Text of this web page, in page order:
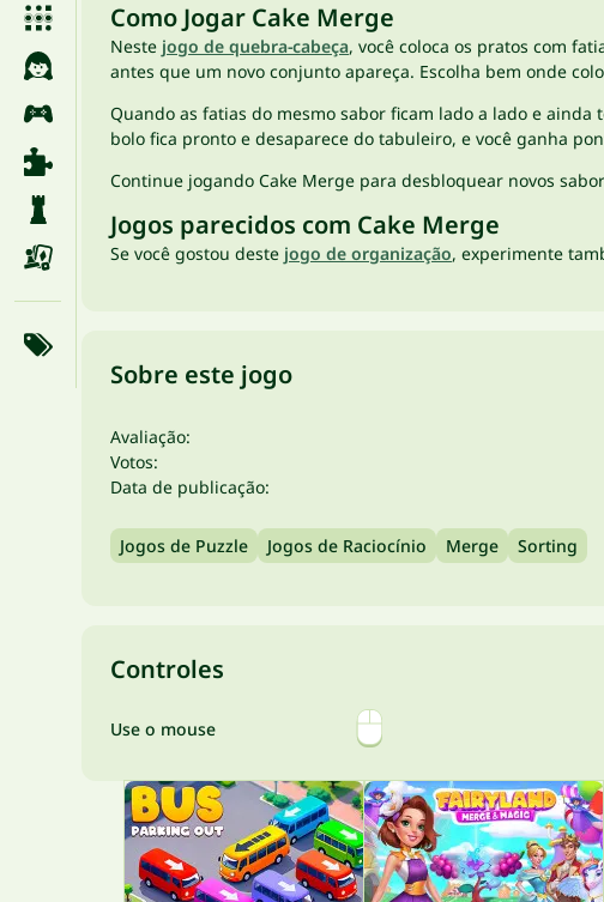
Como Jogar Cake Merge
Neste jogo de quebra-cabeça, você coloca os pratos com
antes que um novo conjunto apareça. Escolha bem onde
Quando as fatias do mesmo sabor ficam lado a lado e
bolo fica pronto e desaparece do tabuleiro, e você ganha
Continue jogando Cake Merge para desbloquear novos
Jogos parecidos com Cake Merge
Se você gostou deste jogo de organização, experimente
Sobre este jogo
Avaliação:
Votos:
Data de publicação:
Jogos de Puzzle Jogos de Raciocínio Merge Sorting
Controles
Use o mouse